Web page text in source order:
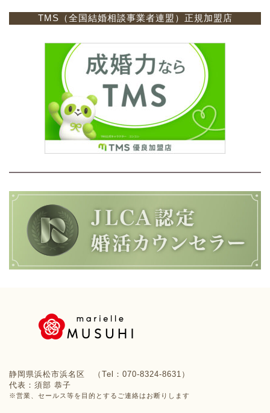
TMS（全国結婚相談事業者連盟）正規加盟店
静岡県浜松市浜名区 （Tel：070-8324-8631）
代表：須部 恭子
※営業、セールス等を目的とするご連絡はお断りします